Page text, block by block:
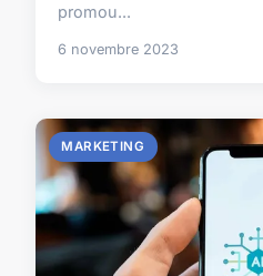
promou...
6 novembre 2023
MARKETING